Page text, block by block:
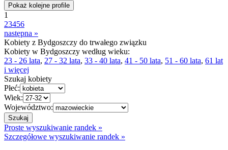
Pokaż kolejne profile
1
23456
następna »
Kobiety z Bydgoszczy do trwałego związku
Kobiety w Bydgoszczy według wieku:
23 - 26 lata, 27 - 32 lata, 33 - 40 lata, 41 - 50 lata, 51 - 60 lata, 61 lat
i więcej
Szukaj kobiety
Płeć:
Wiek:
Województwo:
Proste wyszukiwanie randek »
Szczegółowe wyszukiwanie randek »